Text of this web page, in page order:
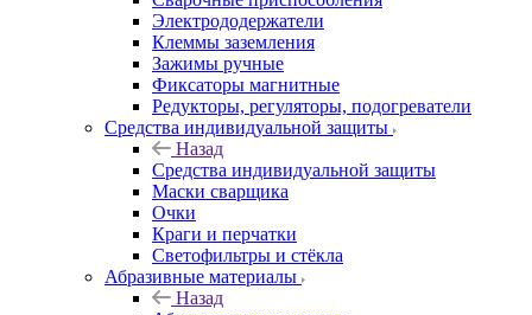
Электрододержатели
Клеммы заземления
Зажимы ручные
Фиксаторы магнитные
Редукторы, регуляторы, подогреватели
Средства индивидуальной защиты
Назад
Средства индивидуальной защиты
Маски сварщика
Очки
Краги и перчатки
Светофильтры и стёкла
Абразивные материалы
Назад